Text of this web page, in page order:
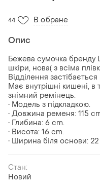
44 В обране
Опис
Бежева сумочка бренду
шкіри, нова( з всіма
Відділення застібається
Має внутрішні кишені, в
знімний ремінець.
• Модель з підкладкою.
• Довжина ременя: 115
• Глибина: 6 cm.
• Висота: 16 cm.
• Ширина біля основи:
Стан:
Новий